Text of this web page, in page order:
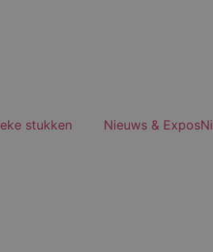
eke stukken Nieuws & ExposNi